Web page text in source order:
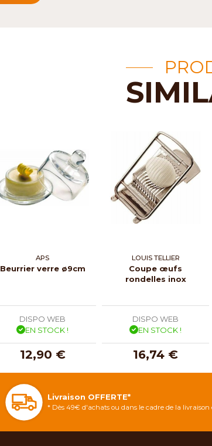
APS
Beurrier verre ø9cm
DISPO WEB
EN STOCK !
12,90 €
LOUIS TELLIER
Coupe œufs
rondelles inox
DISPO WEB
EN STOCK !
16,74 €
Livraison OFFERTE*
* Dès 49€ d'achats ou dans le cadre de la